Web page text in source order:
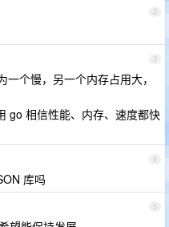
2
3
个慢，另一个内存占用大，
go 相信性能、内存、速度都快
4
库吗
5